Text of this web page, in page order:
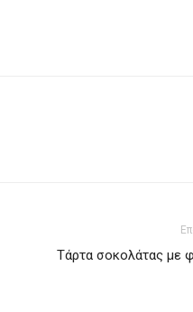
Τάρτα σοκολάτας με